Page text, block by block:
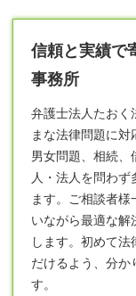
信頼と実績で
事務所
弁護士法人たおく
まな法律問題に
男女問題、相続、
人・法人を問わ
ます。ご相談者
いながら最適な
します。初めて
だけるよう、分か
す。